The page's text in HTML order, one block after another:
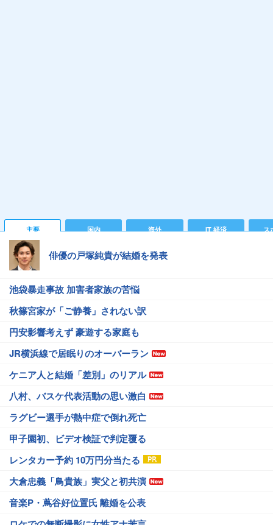
主要 国内 海外 IT 経済 ス
俳優の戸塚純貴が結婚を発表
池袋暴走事故 加害者家族の苦悩
秋篠宮家が「ご静養」されない訳
円安影響考えず 豪遊する家庭も
JR横浜線で居眠りのオーバーラン
ケニア人と結婚「差別」のリアル
八村、バスケ代表活動の思い激白
ラグビー選手が熱中症で倒れ死亡
甲子園初、ビデオ検証で判定覆る
レンタカー予約 10万円分当たる
大倉忠義「鳥貴族」実父と初共演
音楽P・蔦谷好位置氏 離婚を公表